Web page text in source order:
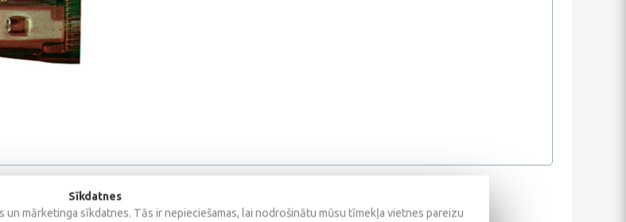
Sīkdatnes
mārketinga sīkdatnes. Tās ir nepieciešamas, lai nodrošinātu mūsu tīmekļa vietnes pareizu